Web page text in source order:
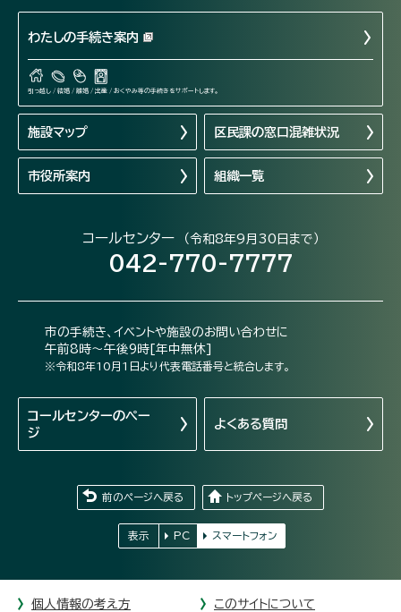
わたしの手続き案内
引っ越し / 結婚 / 離婚 / 出産 / おくやみ等の手続きをサポートします。
施設マップ 区民課の窓口混雑状況
市役所案内 組織一覧
コールセンター （令和8年9月30日まで）
042-770-7777
市の手続き、イベントや施設のお問い合わせに
午前8時～午後9時[年中無休]
※令和8年10月1日より代表電話番号と統合します。
コールセンターのペー
ジ
よくある質問
前のページへ戻る トップページへ戻る
表示 PC スマートフォン
個人情報の考え方 このサイトについて